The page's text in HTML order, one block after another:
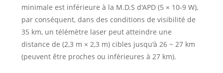
minimale est inférieure à la M.D.S d'APD (5 × 10-9 W),
par conséquent, dans des conditions de visibilité de
35 km, un télémètre laser peut atteindre une
distance de (2,3 m × 2,3 m) cibles jusqu'à 26 ~ 27 km
(peuvent être proches ou inférieures à 27 km).